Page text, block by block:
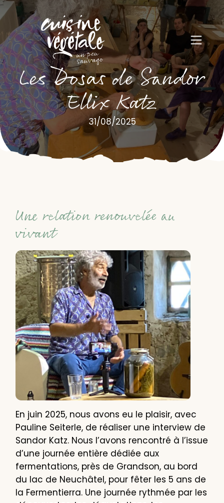
Les Dosas de Sandor
Ellix Katz
31/08/2025
Une relation renouvelée au
vivant
En juin 2025, nous avons eu le plaisir, avec
Pauline Seiterle, de réaliser une interview de
Sandor Katz. Nous l’avons rencontré à l’issue
d’une journée entière dédiée aux
fermentations, près de Grandson, au bord
du lac de Neuchâtel, pour fêter les 5 ans de
la Fermentierra. Une journée rythmée par les